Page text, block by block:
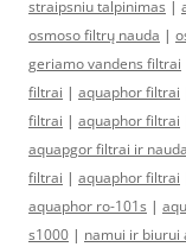
straipsniu talpinimas |
osmoso filtrų nauda |
geriamo vandens filtrai
filtrai | aquaphor filtrai
filtrai | aquaphor filtrai
aquapgor filtrai ir nauda
filtrai | aquaphor filtrai
aquaphor ro-101s |
s1000 | namui ir biurui